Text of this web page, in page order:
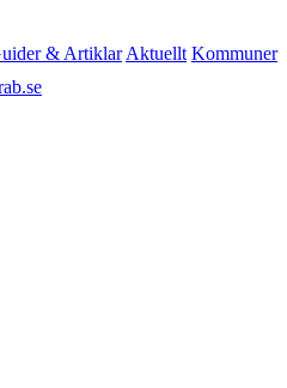
& Artiklar Aktuellt Kommuner